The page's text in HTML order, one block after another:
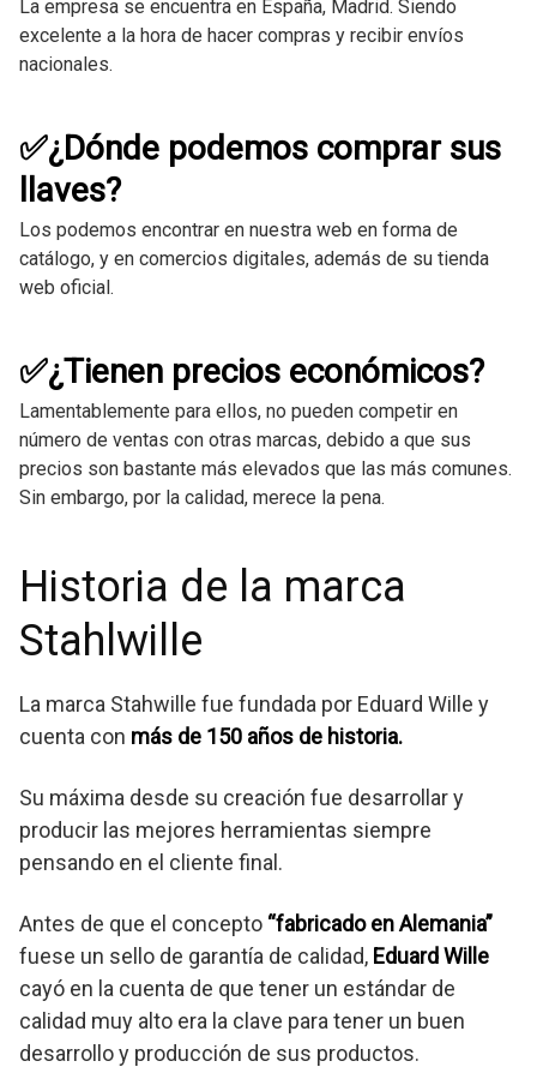
La empresa se encuentra en España, Madrid. Siendo
excelente a la hora de hacer compras y recibir envíos
nacionales.
✅¿Dónde podemos comprar sus
llaves?
Los podemos encontrar en nuestra web en forma de
catálogo, y en comercios digitales, además de su tienda
web oficial.
✅¿Tienen precios económicos?
Lamentablemente para ellos, no pueden competir en
número de ventas con otras marcas, debido a que sus
precios son bastante más elevados que las más comunes.
Sin embargo, por la calidad, merece la pena.
Historia de la marca
Stahlwille
La marca Stahwille fue fundada por Eduard Wille y
cuenta con más de 150 años de historia.
Su máxima desde su creación fue desarrollar y
producir las mejores herramientas siempre
pensando en el cliente final.
Antes de que el concepto “fabricado en Alemania”
fuese un sello de garantía de calidad, Eduard Wille
cayó en la cuenta de que tener un estándar de
calidad muy alto era la clave para tener un buen
desarrollo y producción de sus productos.